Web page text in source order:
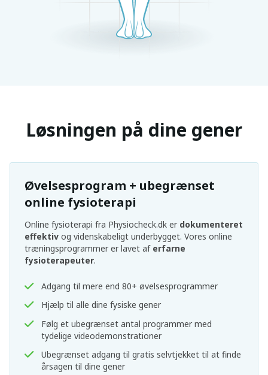
Løsningen på dine gener
Øvelsesprogram + ubegrænset
online fysioterapi
Online fysioterapi fra Physiocheck.dk er dokumenteret
effektiv og videnskabeligt underbygget. Vores online
træningsprogrammer er lavet af erfarne
fysioterapeuter.
Adgang til mere end 80+ øvelsesprogrammer
Hjælp til alle dine fysiske gener
Følg et ubegrænset antal programmer med
tydelige videodemonstrationer
Ubegrænset adgang til gratis selvtjekket til at finde
årsagen til dine gener